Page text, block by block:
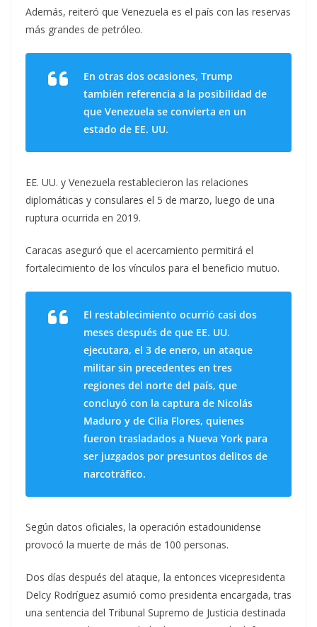
Además, reiteró que Venezuela es el país con las reservas
más grandes de petróleo.
En otras dos ocasiones, Trump
también referencia a la posibilidad de
que Venezuela se convierta en un
estado de EE. UU.
EE. UU. y Venezuela restablecieron las relaciones
diplomáticas y consulares el 5 de marzo, luego de una
ruptura ocurrida en 2019.
Caracas aseguró que el acercamiento permitirá el
fortalecimiento de los vínculos para el beneficio mutuo.
El restablecimiento ocurrió casi dos
meses después de que EE. UU.
ejecutara, el 3 de enero, un ataque
militar sin precedentes en tres
regiones del norte del país, que
concluyó con la captura de Nicolás
Maduro y de Cilia Flores, quienes
fueron trasladados a Nueva York para
ser juzgados por presuntos delitos de
narcotráfico.
Según datos oficiales, la operación estadounidense
provocó la muerte de más de 100 personas.
Dos días después del ataque, la entonces vicepresidenta
Delcy Rodríguez asumió como presidenta encargada, tras
una sentencia del Tribunal Supremo de Justicia destinada